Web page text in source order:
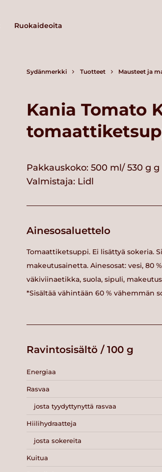
Ruokaideoita
Sydänmerkki Tuotteet Mausteet ja
Kania Tomato
Pakkauskoko: 500 ml/ 530 g g
Valmistaja: Lidl
Ainesosaluettelo
Tomaattiketsuppi. Ei lisättyä sokeria.
makeutusainetta. Ainesosat: vesi, 80
väkiviinaetikka, suola, sipuli,
*Sisältää vähintään 60 %
Ravintosisältö / 100 g
Energiaa
Rasvaa
josta tyydyttynyttä rasvaa
Hiilihydraatteja
josta sokereita
Kuitua